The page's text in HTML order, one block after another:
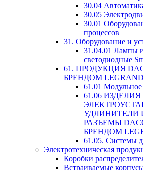
30.04
30.05
30.01
процессов
31. Оборудование и
31.04.01 Лампы
светодиодные
61. ПРОДУКЦИЯ
БРЕНДОМ
61.01 Модульное
61.06 ИЗДЕЛИЯ
УДЛИНИТЕЛИ
РАЗЪЕМЫ
БРЕНДОМ
61.05. Системы
Электротехническая
Коробки
Встраиваемые